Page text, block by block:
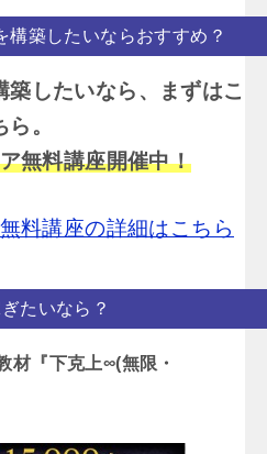
構築したいならおすすめ？
したいなら、まずはこ
ら。
無料講座開催中！
料講座の詳細はこちら
たいなら？
材『下克上∞(無限・